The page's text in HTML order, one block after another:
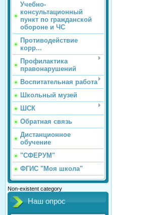
Учебно-
консультационный
пункт по гражданской
обороне и ЧС
Противодействие
корр...
Профилактика
правонарушений
Воспитательная работа
Школьный музей
ШСК
Обратная связь
Дистанционное
обучение
"СФЕРУМ"
ФГИС "Моя школа"
Non-existent category
Наш опрос